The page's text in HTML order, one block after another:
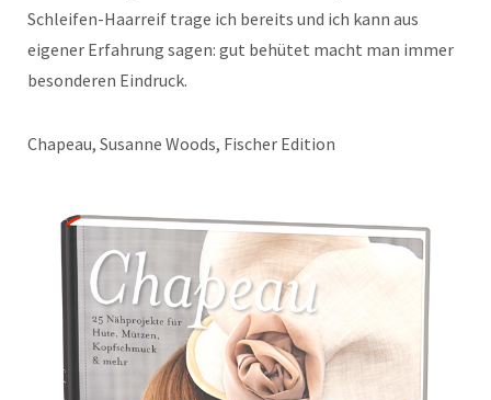
Schleifen-Haarreif trage ich bereits und ich kann aus
eigener Erfahrung sagen: gut behütet macht man immer
besonderen Eindruck.
Chapeau, Susanne Woods, Fischer Edition